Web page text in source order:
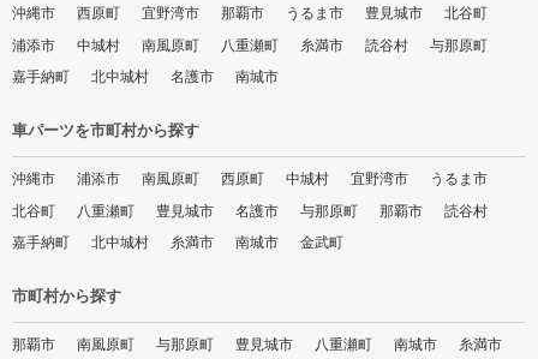
沖縄市 西原町 宜野湾市 那覇市 うるま市 豊見城市
北谷町
浦添市
中城村 南風原町 八重瀬町 糸満市 読谷村
与那原町
嘉手納町
北中城村 名護市 南城市
車パーツを市町村から探す
沖縄市 浦添市 南風原町 西原町 中城村 宜野湾市
うるま市
北谷町
八重瀬町 豊見城市 名護市 与那原町 那覇市
読谷村
嘉手納町
北中城村 糸満市 南城市 金武町
市町村から探す
那覇市 南風原町 与那原町 豊見城市 八重瀬町 南城市
糸満市